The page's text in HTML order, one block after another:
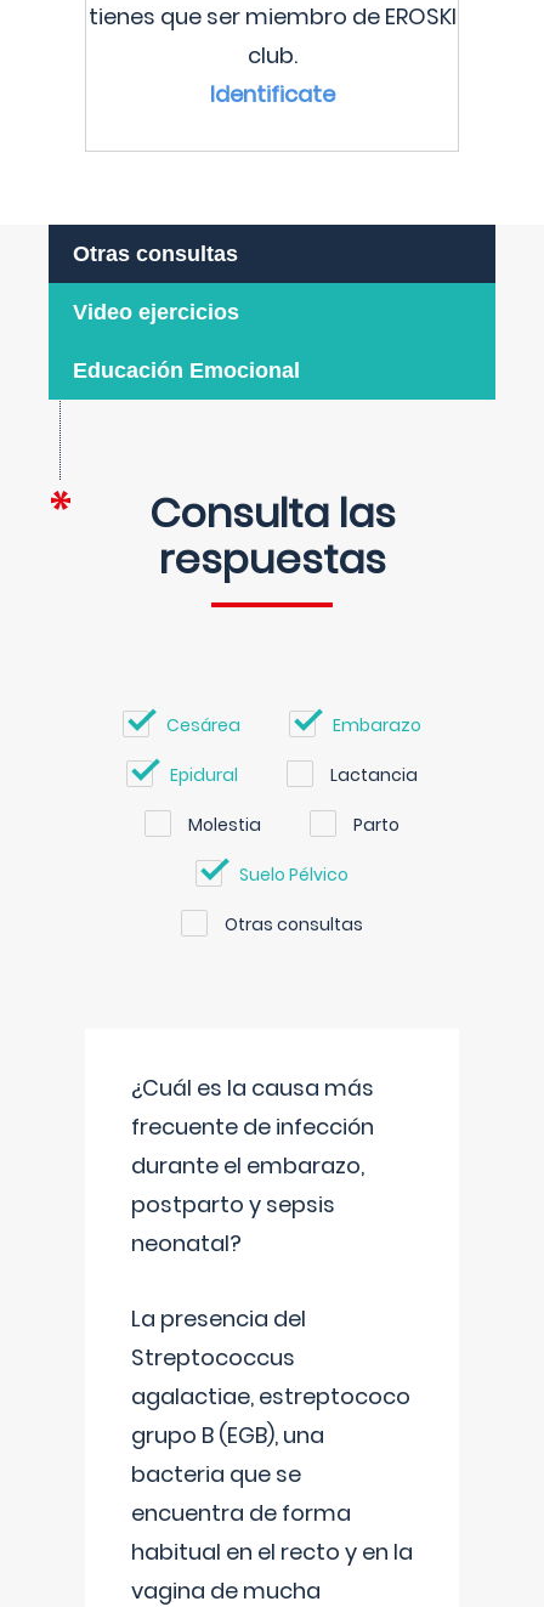
tienes que ser miembro de EROSKI
club.
Identificate
Otras consultas
Video ejercicios
Educación Emocional
Consulta las
respuestas
Cesárea Embarazo
Epidural Lactancia
Molestia Parto
Suelo Pélvico
Otras consultas
¿Cuál es la causa más
frecuente de infección
durante el embarazo,
postparto y sepsis
neonatal?
La presencia del
Streptococcus
agalactiae, estreptococo
grupo B (EGB), una
bacteria que se
encuentra de forma
habitual en el recto y en la
vagina de mucha